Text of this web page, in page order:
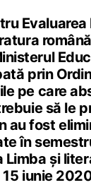
prin
pe care
să le
au fost
în
Limba și
15 iunie